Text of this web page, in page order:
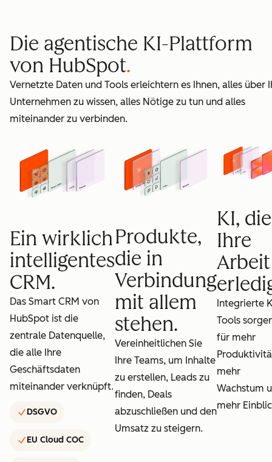
Die agentische KI-Plattform
von HubSpot
Vernetzte Daten und Tools erleichtern es Ihnen, alles über
Unternehmen zu wissen, alles Nötige zu tun und alles
miteinander zu verbinden.
Ein wirklich
intelligentes
CRM.
Das Smart CRM von
HubSpot ist die
zentrale Datenquelle,
die alle Ihre
Geschäftsdaten
miteinander verknüpft.
DSGVO
EU Cloud COC
Produkte,
die in
Verbindung
mit allem
stehen.
Vereinheitlichen Sie
Ihre Teams, um Inhalte
zu erstellen, Leads zu
finden, Deals
abzuschließen und den
Umsatz zu steigern.
KI, die
Ihre
Arbeit
Integrierte
Tools
für mehr
mehr
Wachstum
mehr